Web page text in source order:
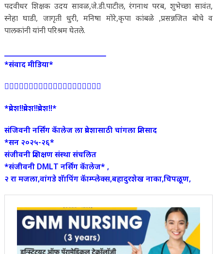
पदवीधर शिक्षक उदय सावळ,जे.डी.पाटील, रंगनाथ परब, शुभेच्छा सावंत,
स्नेहा घाडी, जागृती धुरी, मनिषा मोरे‌,कृपा कांबळे ,प्रसन्नजित बोचे व
पालकांनी यांनी परिश्रम घेतले.
*संवाद मीडिया*
👩‍⚕👩‍⚕👩‍⚕👩‍⚕👩‍⚕👩‍⚕👩‍⚕👩‍⚕👩‍⚕👩‍⚕
*प्रवेश!!प्रवेश!!प्रवेश!!*
संजिवनी नर्सिंग कॅालेज ला प्रवेशासाठी चांगला प्रतिसाद
*सन २०२५-२६*
संजीवनी प्रशिक्षण संस्था संचलित
*संजीवनी DMLT नर्सिंग कॅालेज* ,
२ रा मजला,वांगडे शॅापिंग कॅाम्प्लेक्स,बहादुरशेख नाका,चिपळूण,